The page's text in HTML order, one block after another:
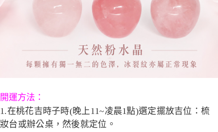
開運方法：
1.在桃花吉時子時(晚上11~凌晨1點)選定擺放吉位：梳
妝台或辦公桌，然後就定位。